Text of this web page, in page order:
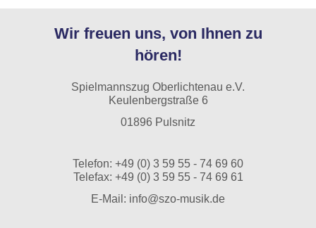
Wir freuen uns, von Ihnen zu
hören!
Spielmannszug Oberlichtenau e.V.
Keulenbergstraße 6
01896 Pulsnitz
Telefon: +49 (0) 3 59 55 - 74 69 60
Telefax: +49 (0) 3 59 55 - 74 69 61
E-Mail: info@szo-musik.de